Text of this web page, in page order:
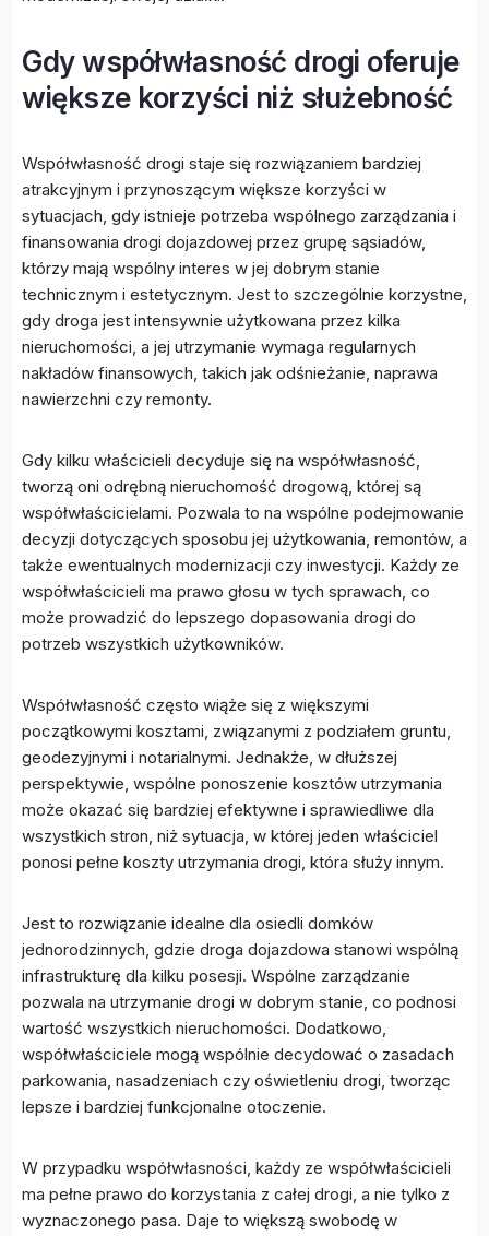
Gdy współwłasność drogi oferuje
większe korzyści niż służebność
Współwłasność drogi staje się rozwiązaniem bardziej
atrakcyjnym i przynoszącym większe korzyści w
sytuacjach, gdy istnieje potrzeba wspólnego zarządzania i
finansowania drogi dojazdowej przez grupę sąsiadów,
którzy mają wspólny interes w jej dobrym stanie
technicznym i estetycznym. Jest to szczególnie korzystne,
gdy droga jest intensywnie użytkowana przez kilka
nieruchomości, a jej utrzymanie wymaga regularnych
nakładów finansowych, takich jak odśnieżanie, naprawa
nawierzchni czy remonty.
Gdy kilku właścicieli decyduje się na współwłasność,
tworzą oni odrębną nieruchomość drogową, której są
współwłaścicielami. Pozwala to na wspólne podejmowanie
decyzji dotyczących sposobu jej użytkowania, remontów, a
także ewentualnych modernizacji czy inwestycji. Każdy ze
współwłaścicieli ma prawo głosu w tych sprawach, co
może prowadzić do lepszego dopasowania drogi do
potrzeb wszystkich użytkowników.
Współwłasność często wiąże się z większymi
początkowymi kosztami, związanymi z podziałem gruntu,
geodezyjnymi i notarialnymi. Jednakże, w dłuższej
perspektywie, wspólne ponoszenie kosztów utrzymania
może okazać się bardziej efektywne i sprawiedliwe dla
wszystkich stron, niż sytuacja, w której jeden właściciel
ponosi pełne koszty utrzymania drogi, która służy innym.
Jest to rozwiązanie idealne dla osiedli domków
jednorodzinnych, gdzie droga dojazdowa stanowi wspólną
infrastrukturę dla kilku posesji. Wspólne zarządzanie
pozwala na utrzymanie drogi w dobrym stanie, co podnosi
wartość wszystkich nieruchomości. Dodatkowo,
współwłaściciele mogą wspólnie decydować o zasadach
parkowania, nasadzeniach czy oświetleniu drogi, tworząc
lepsze i bardziej funkcjonalne otoczenie.
W przypadku współwłasności, każdy ze współwłaścicieli
ma pełne prawo do korzystania z całej drogi, a nie tylko z
wyznaczonego pasa. Daje to większą swobodę w